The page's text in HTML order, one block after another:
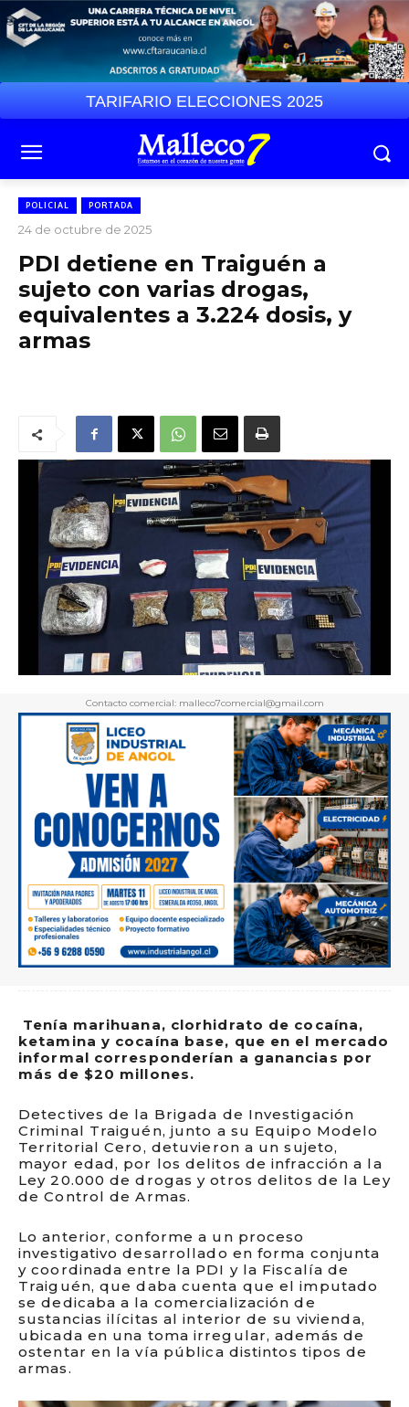
TARIFARIO ELECCIONES 2025
POLICIAL PORTADA
24 de octubre de 2025
PDI detiene en Traiguén a
sujeto con varias drogas,
equivalentes a 3.224 dosis, y
armas
Contacto comercial: malleco7comercial@gmail.com
Tenía marihuana, clorhidrato de cocaína,
ketamina y cocaína base, que en el mercado
informal corresponderían a ganancias por
más de $20 millones.
Detectives de la Brigada de Investigación
Criminal Traiguén, junto a su Equipo Modelo
Territorial Cero, detuvieron a un sujeto,
mayor edad, por los delitos de infracción a la
Ley 20.000 de drogas y otros delitos de la Ley
de Control de Armas.
Lo anterior, conforme a un proceso
investigativo desarrollado en forma conjunta
y coordinada entre la PDI y la Fiscalía de
Traiguén, que daba cuenta que el imputado
se dedicaba a la comercialización de
sustancias ilícitas al interior de su vivienda,
ubicada en una toma irregular, además de
ostentar en la vía pública distintos tipos de
armas.